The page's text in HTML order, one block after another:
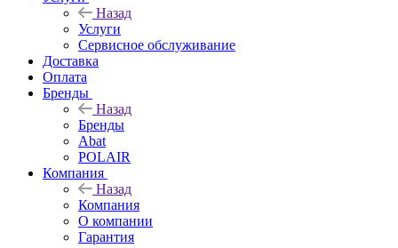
Назад
Услуги
Сервисное обслуживание
Доставка
Оплата
Бренды
Назад
Бренды
Abat
POLAIR
Компания
Назад
Компания
О компании
Гарантия